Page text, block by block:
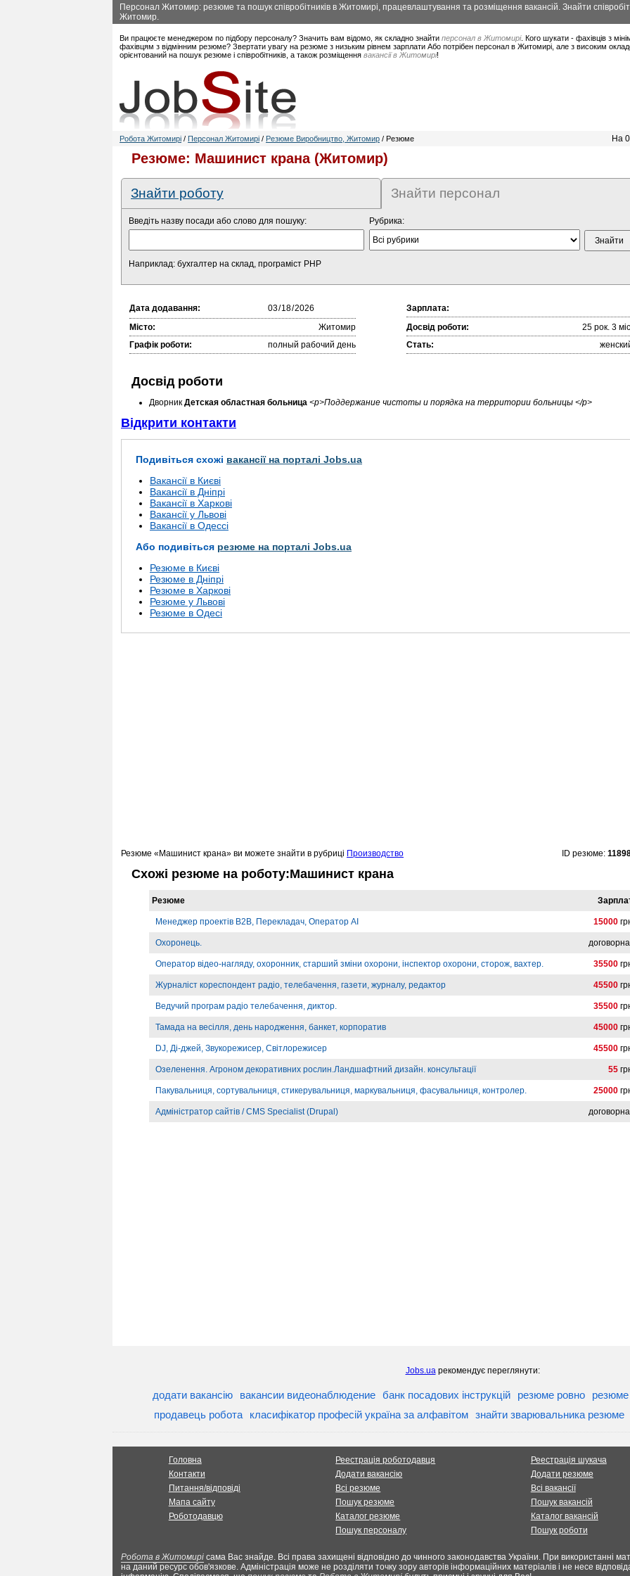
Персонал Житомир: резюме та пошук співробітників в Житомирі, працевлаштування та розміщення вакансій. Знайти
Житомир.
Ви працюєте менеджером по підбору персоналу? Значить вам відомо, як складно знайти персонал в Житомирі. Кого шукати - фахівців з
фахівцям з відмінним резюме? Звертати увагу на резюме з низьким рівнем зарплати Або потрібен персонал в Житомирі, але з високим
орієнтований на пошук резюме і співробітників, а також розміщення вакансії в Житомирі!
Робота Житомирі / Персонал Житомирі / Резюме Виробництво, Житомир / Резюме На
Резюме: Машинист крана (Житомир)
Знайти роботу Знайти персонал
Введіть назву посади або слово для пошуку:
Наприклад: бухгалтер на склад, програміст PHP
Рубрика:
Дата додавання:
Зарплата:
Місто:
Житомир Досвід роботи:
25 рок. 3
Графік роботи:
полный рабочий день Стать:
Досвід роботи
Дворник Детская областная больница <p>Поддержание чистоты и порядка на территории больницы </p>
Відкрити контакти
Подивіться схожі вакансії на порталі Jobs.ua
Вакансії в Києві
Вакансії в Дніпрі
Вакансії в Харкові
Вакансії у Львові
Вакансії в Одессі
Або подивіться резюме на порталі Jobs.ua
Резюме в Києві
Резюме в Дніпрі
Резюме в Харкові
Резюме у Львові
Резюме в Одесі
Резюме «Машинист крана» ви можете знайти в рубриці Производство ID резюме:
Схожі резюме на роботу:Машинист крана
Резюме
Менеджер проектів B2B, Перекладач, Оператор AI 15000
Охоронець.
Оператор відео-нагляду, охоронник, старший зміни охорони, інспектор охорони, сторож, вахтер. 35500
Журналіст кореспондент радіо, телебачення, газети, журналу, редактор 45500
Ведучий програм радіо телебачення, диктор. 35500
Тамада на весілля, день народження, банкет, корпоратив 45000
DJ, Ді-джей, Звукорежисер, Світлорежисер 45500
Озеленення. Агроном декоративних рослин.Ландшафтний дизайн. консультації 55
Пакувальниця, сортувальниця, стикерувальниця, маркувальниця, фасувальниця, контролер. 25000
Адміністратор сайтів / CMS Specialist (Drupal)
Jobs.uaрекомендує переглянути:
додати вакансію вакансии видеонаблюдение банк посадових інструкцій резюме ровно резюме
продавець робота
класифікатор професій україна за алфавітом знайти зварювальника резюме
Головна
Контакти
Питання/відповіді
Мапа сайту
Роботодавцю
Реестрація роботодавця
Додати вакансію
Всі резюме
Пошук резюме
Каталог резюме
Пошук персоналу
Реестрація шукача
Додати резюме
Всі вакансії
Пошук вакансій
Каталог вакансій
Пошук роботи
Робота в Житомирі сама Вас знайде. Всі права захищені відповідно до чинного законодавства України. При використанні
на даний ресурс обов'язкове. Адміністрація може не розділяти точку зору авторів інформаційних матеріалів і не несе